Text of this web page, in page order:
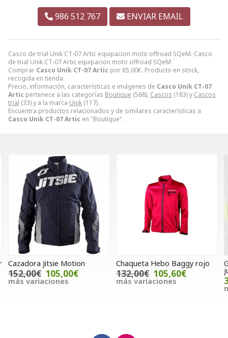
Casco de trial Unik CT-07 Artic equipacion moto offroad SQeM. Casco
de trial Unik CT-07 Artic equipacion moto offroad SQeM
Comprar Casco Unik CT-07 Artic por 85,00€. Producto en stock,
recogida en tienda.
Precio, información, características e imágenes de Casco Unik CT-07
Artic pertenece a las categorías Boutique (568), Cascos (183) y Cascos
trial (33) y a la marca Unik (117).
Encuentra productos relacionados y de similares características a
Casco Unik CT-07 Artic en "Boutique".
986 512 767 ENVIAR EMAIL
Cazadora Jitsie Motion
152,00€ 105,00€
más variaciones
Chaqueta Hebo Baggy rojo
132,00€ 105,60€
más variaciones